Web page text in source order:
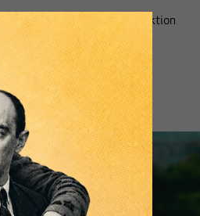
Vonder Redaktion